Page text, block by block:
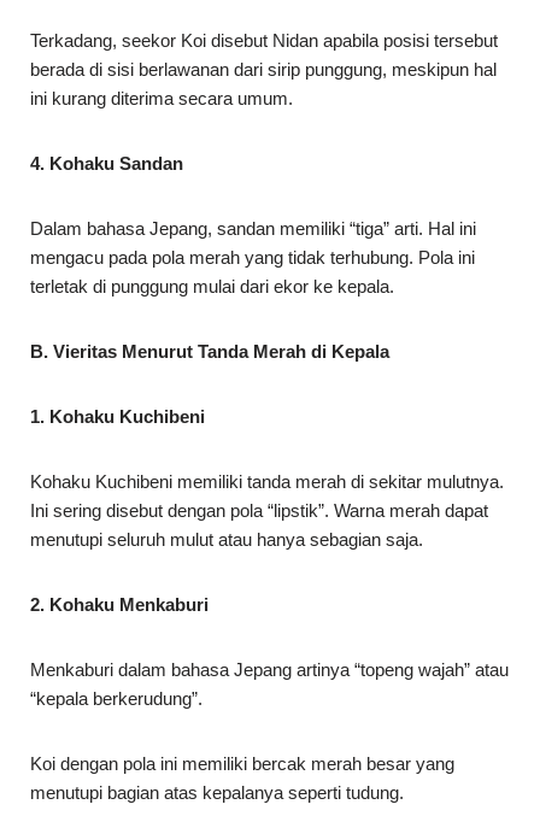
Terkadang, seekor Koi disebut Nidan apabila posisi tersebut
berada di sisi berlawanan dari sirip punggung, meskipun hal
ini kurang diterima secara umum.
4. Kohaku Sandan
Dalam bahasa Jepang, sandan memiliki “tiga” arti. Hal ini
mengacu pada pola merah yang tidak terhubung. Pola ini
terletak di punggung mulai dari ekor ke kepala.
B. Vieritas Menurut Tanda Merah di Kepala
1. Kohaku Kuchibeni
Kohaku Kuchibeni memiliki tanda merah di sekitar mulutnya.
Ini sering disebut dengan pola “lipstik”. Warna merah dapat
menutupi seluruh mulut atau hanya sebagian saja.
2. Kohaku Menkaburi
Menkaburi dalam bahasa Jepang artinya “topeng wajah” atau
“kepala berkerudung”.
Koi dengan pola ini memiliki bercak merah besar yang
menutupi bagian atas kepalanya seperti tudung.